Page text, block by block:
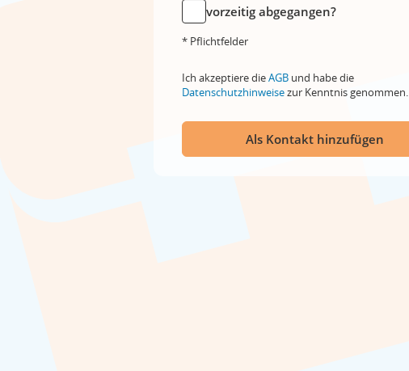
vorzeitig abgegangen?
* Pflichtfelder
Ich akzeptiere dieAGB und habe die
Datenschutzhinweisezur Kenntnis genommen.
Als Kontakt hinzufügen